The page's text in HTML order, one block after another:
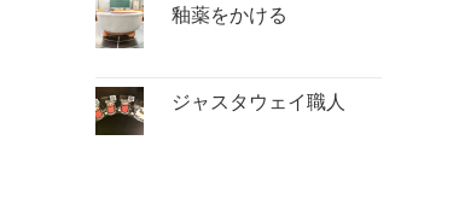
釉薬をかける
ジャスタウェイ職人